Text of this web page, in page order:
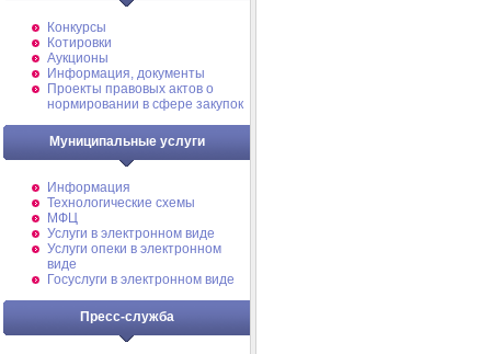
Конкурсы
Котировки
Аукционы
Информация, документы
Проекты правовых актов о
нормировании в сфере закупок
Муниципальные услуги
Информация
Технологические схемы
МФЦ
Услуги в электронном виде
Услуги опеки в электронном
виде
Госуслуги в электронном виде
Пресс-служба